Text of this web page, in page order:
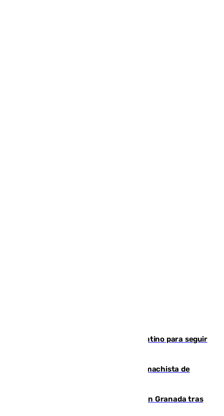
Marruecos, la principal baza de Infantino para seguir
Pedro Sánchez condena el crimen machista de
Angustioso rescate de una familia en Granada tras